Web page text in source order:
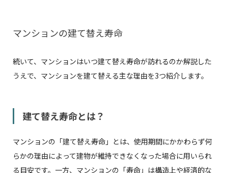
マンションの建て替え寿命
続いて、マンションはいつ建て替え寿命が訪れるのか解説した
うえで、マンションを建て替える主な理由を3つ紹介します。
建て替え寿命とは？
マンションの「建て替え寿命」とは、使用期間にかかわらず何
らかの理由によって建物が維持できなくなった場合に用いられ
る目安です。一方、マンションの「寿命」は構造上や経済的な